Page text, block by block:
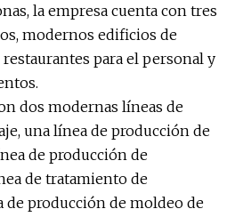
la empresa cuenta con tres
modernos edificios de
para el personal y
dos modernas líneas de
una línea de producción de
de producción de
de tratamiento de
de producción de moldeo de